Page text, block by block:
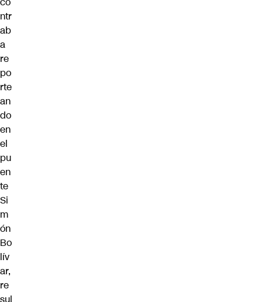
ntr
ab
a
re
po
rte
an
do
en
el
pu
en
te
Si
m
ón
Bo
lív
ar,
re
sul